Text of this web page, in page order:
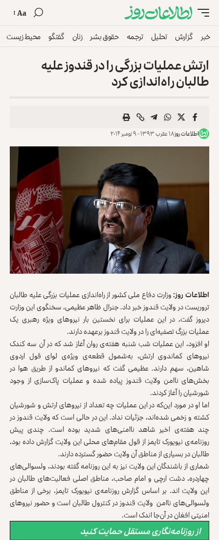
Aa
خبر گزارش تحلیل ترجمه حقوق بشر زنان گفتگو محیط زیست
ارتش عملیات بزرگی را در قندوز علیه
طالبان راه‌اندازی کرد
اطلاعات روز۱۸ عقرب ۱۳۹۳ - ۹ نومبر ۲۰۱۴
اطلاعات روز:وزارت دفاع ملی کشور از راه‌اندازی عملیات بزرگی علیه طالبان
تروریست در ولایت قندوز خبر داد. جنرال ظاهر عظیمی، سخنگوی این وزارت
دیروز گفت، در این عملیات برای نخستین بار نیروهای ویژه رهبری یک
عملیات بزرگ تصفیه‌ای را در ولایت قندوز برعهده دارند.
او افزود، این عملیات شب شنبه هفته‌ی روان آغاز شد که در آن سه کندک
نیروهای کماندوی ارتش، به‌شمول قطعه‌ی ویژه‌ی لوای قول اردوی
شاهین، سهم دارند. عظیمی گفت که نیروهای کماندو از طریق هوا در
بخش‌های ناامن ولایت قندوز پیاده شده و عملیات پاک‌سازی از وجود
شورشیان را آغاز کردند.
اما او در مورد این‌که در این عملیات چه تعداد از نیروهای ارتش و شورشیان
کشته و زخمی شده‌اند، جزئیات نداد. این در حالی است که ولایت قندوز در
چند هفته‌ی اخیر شاهد ناامنی‌های شدید بوده است. چندی پیش
روزنامه‌ی نیویورک تایمز از قول مقام‌های محلی این ولایت گزارش داده بود،
طالبان در بسیاری از مناطق آن ولایت حضور گسترده دارند.
شماری از باشندگان این ولایت نیز به این روزنامه گفته بودند‌، ولسوالی‌های
چهاردره، دشت ارچی و امام صاحب، مناطق اصلی فعالیت‌های طالبان در
این ولایت ‌اند. بر اساس گزارش روزنامه‌ی نیویورک تایمز، برخی از مناطق
ولسوالی‌های ناامن ولایت قندوز در کنترول طالبان است و حضور نیروهای
امنیتی افغان در آن‌جا اندک است.
از روزنامه‌نگاری مستقل حمایت کنید